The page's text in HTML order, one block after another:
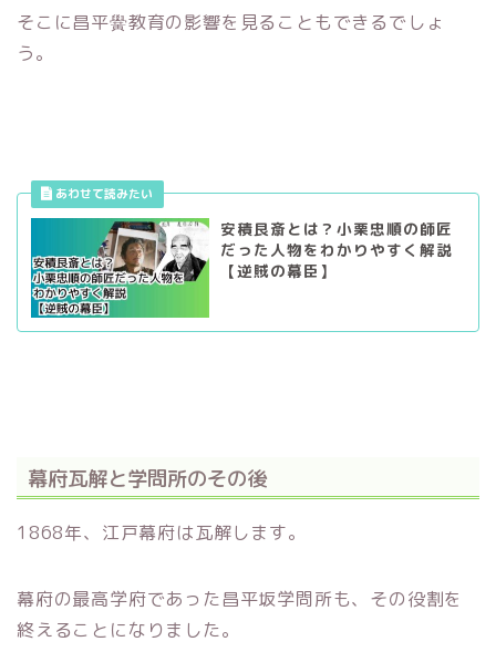
そこに昌平黌教育の影響を見ることもできるでしょ
う。
安積艮斎とは？小栗忠順の師匠
だった人物をわかりやすく解説
【逆賊の幕臣】
幕府瓦解と学問所のその後
1868年、江戸幕府は瓦解します。
幕府の最高学府であった昌平坂学問所も、その役割を
終えることになりました。